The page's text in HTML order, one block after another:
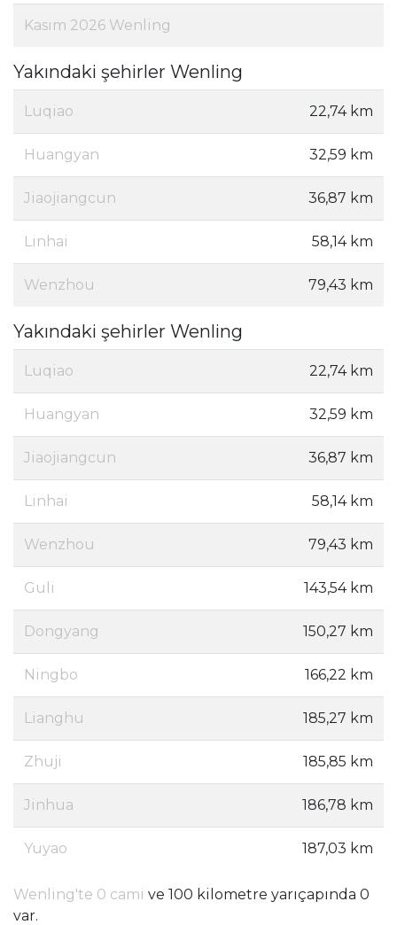
Kasım 2026 Wenling
Yakındaki şehirler Wenling
Luqiao 22,74 km
Huangyan 32,59 km
Jiaojiangcun 36,87 km
Linhai 58,14 km
Wenzhou 79,43 km
Yakındaki şehirler Wenling
Luqiao 22,74 km
Huangyan 32,59 km
Jiaojiangcun 36,87 km
Linhai 58,14 km
Wenzhou 79,43 km
Guli 143,54 km
Dongyang 150,27 km
Ningbo 166,22 km
Lianghu 185,27 km
Zhuji 185,85 km
Jinhua 186,78 km
Yuyao 187,03 km
Wenling'te 0 cami ve 100 kilometre yarıçapında 0
var.